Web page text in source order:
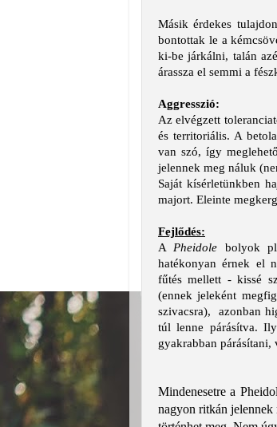
Másik érdekes
bontottak le a
ki-be járkálni, talán
árassza el semmi a
Aggresszió:
Az elvégzett
és territoriális. A
van szó, így
jelennek meg náluk
Saját kísérletünkben
majort. Eleinte
Fejlődés:
A Pheidole bolyok
hatékonyan érnek el
fűtés mellett - kissé
(ennek jeleként
szivacsra), azonban
túl lenne párásítva.
gyakrabban
Mindenesetre a
nagyon ritkán jelennek